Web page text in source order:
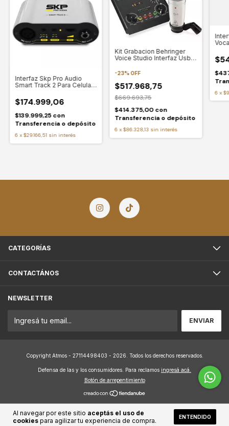
Al navegar por este sitio aceptás el uso de
cookies para agilizar tu experiencia de compra. ENTENDIDO
Interfaz Skp Pro Audio
Smart Track 2 Para Celular
$174.999,06
$139.999,25con
Transferencia o depósito
6 x$29.166,51 sin interés
Kit Grabacion Behringer
Voice Studio Interfaz Usb
-23%OFF
$517.968,75
$669.693,75
$414.375,00con
Transferencia o depósito
6 x$86.328,13 sin interés
6 x
CATEGORÍAS
CONTACTÁNOS
NEWSLETTER
Copyright Atmos - 27114498403 - 2026. Todos los derechos reservados.
Defensa de las y los consumidores. Para reclamos ingresá acá.
Botón de arrepentimiento